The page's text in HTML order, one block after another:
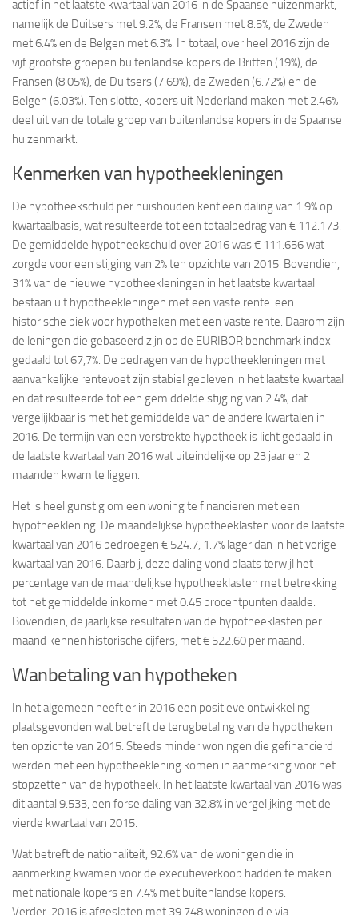
actief in het laatste kwartaal van 2016 in de Spaanse huizenmarkt,
namelijk de Duitsers met 9.2%, de Fransen met 8.5%, de Zweden
met 6.4% en de Belgen met 6.3%. In totaal, over heel 2016 zijn de
vijf grootste groepen buitenlandse kopers de Britten (19%), de
Fransen (8.05%), de Duitsers (7.69%), de Zweden (6.72%) en de
Belgen (6.03%). Ten slotte, kopers uit Nederland maken met 2.46%
deel uit van de totale groep van buitenlandse kopers in de Spaanse
huizenmarkt.
Kenmerken van hypotheekleningen
De hypotheekschuld per huishouden kent een daling van 1.9% op
kwartaalbasis, wat resulteerde tot een totaalbedrag van € 112.173.
De gemiddelde hypotheekschuld over 2016 was € 111.656 wat
zorgde voor een stijging van 2% ten opzichte van 2015. Bovendien,
31% van de nieuwe hypotheekleningen in het laatste kwartaal
bestaan uit hypotheekleningen met een vaste rente: een
historische piek voor hypotheken met een vaste rente. Daarom zijn
de leningen die gebaseerd zijn op de EURIBOR benchmark index
gedaald tot 67,7%. De bedragen van de hypotheekleningen met
aanvankelijke rentevoet zijn stabiel gebleven in het laatste kwartaal
en dat resulteerde tot een gemiddelde stijging van 2.4%, dat
vergelijkbaar is met het gemiddelde van de andere kwartalen in
2016. De termijn van een verstrekte hypotheek is licht gedaald in
de laatste kwartaal van 2016 wat uiteindelijke op 23 jaar en 2
maanden kwam te liggen.
Het is heel gunstig om een woning te financieren met een
hypotheeklening. De maandelijkse hypotheeklasten voor de laatste
kwartaal van 2016 bedroegen € 524.7, 1.7% lager dan in het vorige
kwartaal van 2016. Daarbij, deze daling vond plaats terwijl het
percentage van de maandelijkse hypotheeklasten met betrekking
tot het gemiddelde inkomen met 0.45 procentpunten daalde.
Bovendien, de jaarlijkse resultaten van de hypotheeklasten per
maand kennen historische cijfers, met € 522.60 per maand.
Wanbetaling van hypotheken
In het algemeen heeft er in 2016 een positieve ontwikkeling
plaatsgevonden wat betreft de terugbetaling van de hypotheken
ten opzichte van 2015. Steeds minder woningen die gefinancierd
werden met een hypotheeklening komen in aanmerking voor het
stopzetten van de hypotheek. In het laatste kwartaal van 2016 was
dit aantal 9.533, een forse daling van 32.8% in vergelijking met de
vierde kwartaal van 2015.
Wat betreft de nationaliteit, 92.6% van de woningen die in
aanmerking kwamen voor de executieverkoop hadden te maken
met nationale kopers en 7.4% met buitenlandse kopers.
Verder, 2016 is afgesloten met 39.748 woningen die via